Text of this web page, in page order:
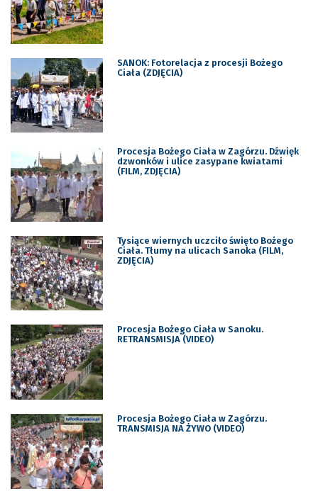
SANOK: Fotorelacja z procesji Bożego
Ciała (ZDJĘCIA)
Procesja Bożego Ciała w Zagórzu. Dźwięk
dzwonków i ulice zasypane kwiatami
(FILM, ZDJĘCIA)
Tysiące wiernych uczciło święto Bożego
Ciała. Tłumy na ulicach Sanoka (FILM,
ZDJĘCIA)
Procesja Bożego Ciała w Sanoku.
RETRANSMISJA (VIDEO)
Procesja Bożego Ciała w Zagórzu.
TRANSMISJA NA ŻYWO (VIDEO)